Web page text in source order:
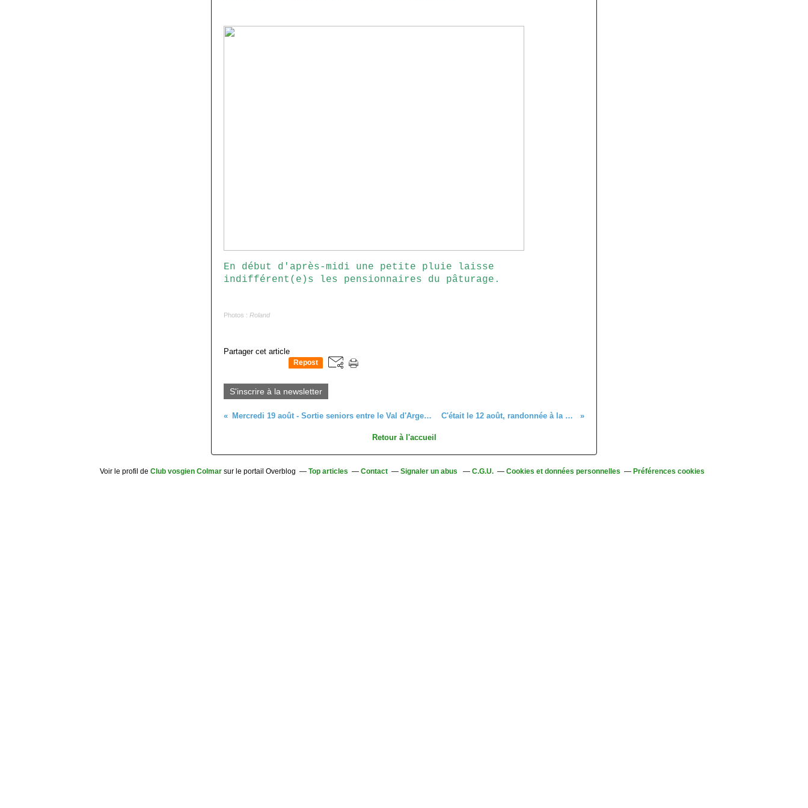
En début d'après-midi une petite pluie laisse
indifférent(e)s les pensionnaires du pâturage.
Photos : Roland
Partager cet article
Repost
S'inscrire à la newsletter
Mercredi 19 août - Sortie seniors entre le Val d'Argent et Thannenkirch C'était le 12 août, randonnée à la Tête des Faux
Retour à l'accueil
Voir le profil de Club vosgien Colmar sur le portail Overblog Top articles Contact Signaler un abus C.G.U. Cookies et données personnelles Préférences cookies